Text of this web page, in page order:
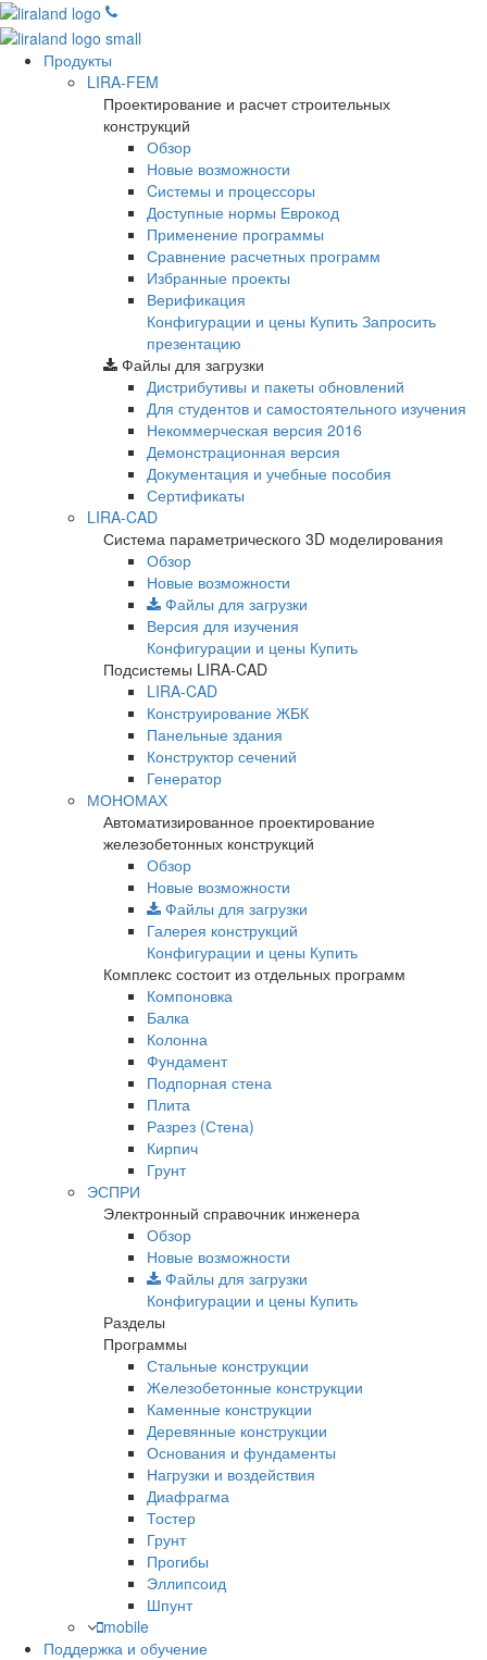
Продукты
LIRA-FEM
Проектирование и расчет строительных
конструкций
Обзор
Новые возможности
Cистемы и процессоры
Доступные нормы Еврокод
Применение программы
Сравнение расчетных программ
Избранные проекты
Верификация
Конфигурации и цены Купить Запросить
презентацию
Файлы для загрузки
Дистрибутивы и пакеты обновлений
Для студентов и самостоятельного изучения
Некоммерческая версия 2016
Демонстрационная версия
Документация и учебные пособия
Сертификаты
LIRA-CAD
Система параметрического 3D моделирования
Обзор
Новые возможности
Файлы для загрузки
Версия для изучения
Конфигурации и цены Купить
Подсистемы LIRA-CAD
LIRA-CAD
Конструирование ЖБК
Панельные здания
Конструктор сечений
Генератор
МОНОМАХ
Автоматизированное проектирование
железобетонных конструкций
Обзор
Новые возможности
Файлы для загрузки
Галерея конструкций
Конфигурации и цены Купить
Комплекс состоит из отдельных программ
Компоновка
Балка
Колонна
Фундамент
Подпорная стена
Плита
Разрез (Стена)
Кирпич
Грунт
ЭСПРИ
Электронный справочник инженера
Обзор
Новые возможности
Файлы для загрузки
Конфигурации и цены Купить
Разделы
Программы
Стальные конструкции
Железобетонные конструкции
Каменные конструкции
Деревянные конструкции
Основания и фундаменты
Нагрузки и воздействия
Диафрагма
Тостер
Грунт
Прогибы
Эллипсоид
Шпунт
mobile
Поддержка и обучение